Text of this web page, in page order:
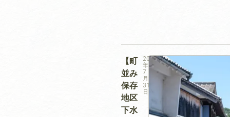
【町
並み
保存
地区
下水
2026
年
7
月
31
日